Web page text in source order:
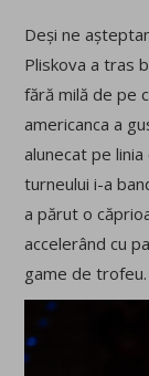
Deși ne
Pliskova a tras
fără milă de pe
americanca a
alunecat pe
turneului i-a
a părut o
accelerând cu
game de trofeu.